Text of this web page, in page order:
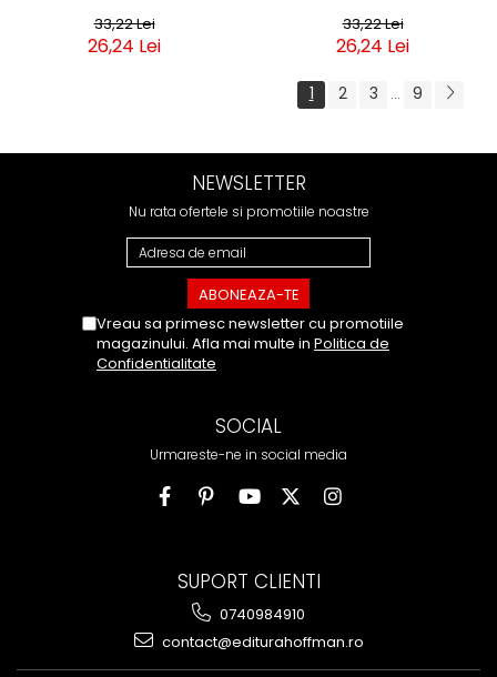
33,22 Lei
26,24 Lei
33,22 Lei
26,24 Lei
1 2 3 ... 9
NEWSLETTER
Nu rata ofertele si promotiile noastre
Vreau sa primesc newsletter cu promotiile
magazinului. Afla mai multe in Politica de
Confidentialitate
SOCIAL
Urmareste-ne in social media
SUPORT CLIENTI
0740984910
contact@editurahoffman.ro